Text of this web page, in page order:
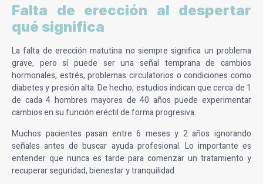
Falta de erección al despertar
qué significa
La falta de erección matutina no siempre significa un problema
grave, pero sí puede ser una señal temprana de cambios
hormonales, estrés, problemas circulatorios o condiciones como
diabetes y presión alta. De hecho, estudios indican que cerca de 1
de cada 4 hombres mayores de 40 años puede experimentar
cambios en su función eréctil de forma progresiva.
Muchos pacientes pasan entre 6 meses y 2 años ignorando
señales antes de buscar ayuda profesional. Lo importante es
entender que nunca es tarde para comenzar un tratamiento y
recuperar seguridad, bienestar y tranquilidad.